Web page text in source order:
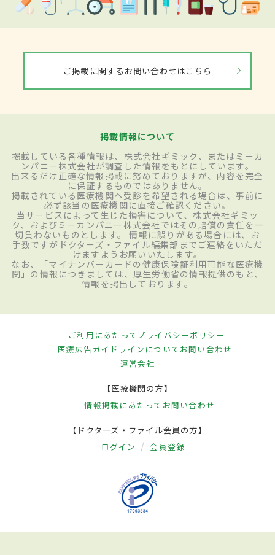
ご掲載に関するお問い合わせはこちら
掲載情報について
掲載している各種情報は、株式会社ギミック、またはミーカ
ンパニー株式会社が調査した情報をもとにしています。
出来るだけ正確な情報掲載に努めておりますが、内容を完全
に保証するものではありません。
掲載されている医療機関へ受診を希望される場合は、事前に
必ず該当の医療機関に直接ご確認ください。
当サービスによって生じた損害について、株式会社ギミッ
ク、およびミーカンパニー株式会社ではその賠償の責任を一
切負わないものとします。 情報に誤りがある場合には、お
手数ですがドクターズ・ファイル編集部までご連絡をいただ
けますようお願いいたします。
なお、「マイナンバーカードの健康保険証利用可能な医療機
関」の情報につきましては、厚生労働省の情報提供のもと、
情報を掲出しております。
ご利用にあたってプライバシーポリシー
医療広告ガイドラインについてお問い合わせ
運営会社
【医療機関の方】
情報掲載にあたって お問い合わせ
【ドクターズ・ファイル会員の方】
ログイン 会員登録